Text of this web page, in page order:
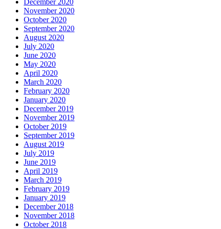
November 2020
October 2020
September 2020
August 2020
July 2020
June 2020
May 2020
April 2020
March 2020
February 2020
January 2020
December 2019
November 2019
October 2019
September 2019
August 2019
July 2019
June 2019
April 2019
March 2019
February 2019
January 2019
December 2018
November 2018
October 2018